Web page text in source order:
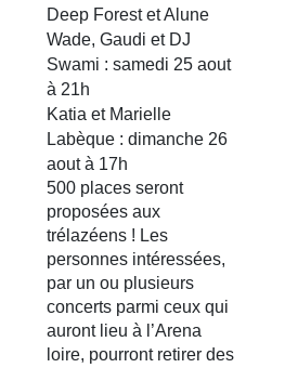
Deep Forest et Alune
Wade, Gaudi et DJ
Swami : samedi 25 aout
à 21h
Katia et Marielle
Labèque : dimanche 26
aout à 17h
500 places seront
proposées aux
trélazéens ! Les
personnes intéressées,
par un ou plusieurs
concerts parmi ceux qui
auront lieu à l’Arena
loire, pourront retirer des